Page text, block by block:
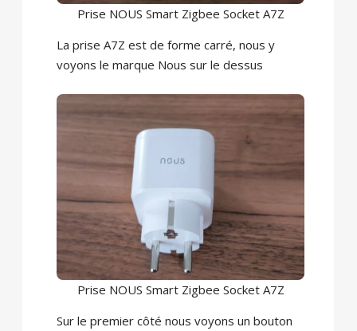
Prise NOUS Smart Zigbee Socket A7Z
La prise A7Z est de forme carré, nous y
voyons le marque Nous sur le dessus
Prise NOUS Smart Zigbee Socket A7Z
Sur le premier côté nous voyons un bouton